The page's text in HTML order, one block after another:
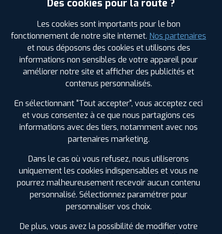
PROFIL PLUSCLERMONT L'HERAULT
240 CHEMIN DE LA DIVISION LIEU-DIT LES
0499910824
+D'INFOS
3
PROFIL PLUSLODEVE
LODEVE
0467885921
HORAIRES | +D'INFOS
LES GARAGES PROFIL PLUS
DANS LES VILLES À PROXIMITÉ
Des cookies pour la route ?
Les cookies sont importants pour le bon
fonctionnement de notre site internet. Nos partenaires
et nous déposons des cookies et utilisons des
informations non sensibles de votre appareil pour
améliorer notre site et afficher des publicités et
contenus personnalisés.
En sélectionnant "Tout accepter", vous acceptez ceci
et vous consentez à ce que nous partagions ces
informations avec des tiers, notamment avec nos
partenaires marketing.
Dans le cas où vous refusez, nous utiliserons
uniquement les cookies indispensables et vous ne
pourrez malheureusement recevoir aucun contenu
personnalisé. Sélectionnez paramétrer pour
personnaliser vos choix.
De plus, vous avez la possibilité de modifier votre